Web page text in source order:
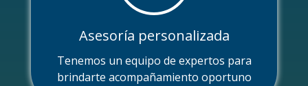
Asesoría personalizada
Tenemos un equipo de expertos para
brindarte acompañamiento oportuno